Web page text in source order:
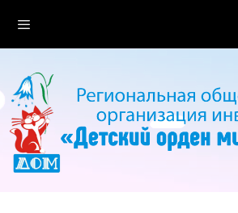
содержимому